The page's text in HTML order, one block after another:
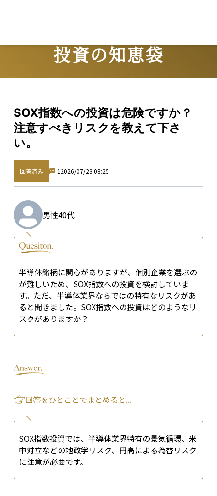
投資の知恵袋
SOX指数への投資は危険ですか？
注意すべきリスクを教えて下さ
い。
回答済み 1 2026/07/23 08:25
男性40代
半導体銘柄に関心がありますが、個別企業を選ぶの
が難しいため、SOX指数への投資を検討していま
す。ただ、半導体業界ならではの特有なリスクがあ
ると聞きました。SOX指数への投資はどのようなリ
スクがありますか？
回答をひとことでまとめると...
SOX指数投資では、半導体業界特有の景気循環、米
中対立などの地政学リスク、円高による為替リスク
に注意が必要です。